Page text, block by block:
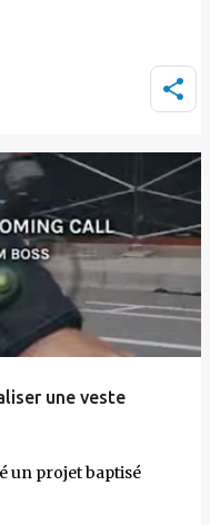
une veste
un projet baptisé